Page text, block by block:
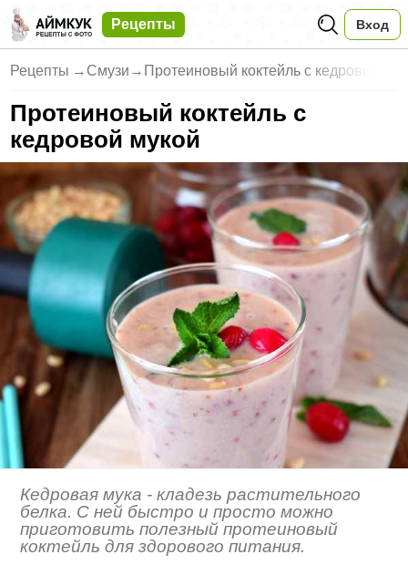
Рецепты Вход
Рецепты → Смузи → Протеиновый коктейль с кедрово
Протеиновый коктейль с
кедровой мукой
Кедровая мука - кладезь растительного
белка. С ней быстро и просто можно
приготовить полезный протеиновый
коктейль для здорового питания.